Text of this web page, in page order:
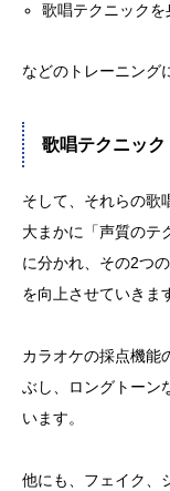
歌唱テクニックを
などのトレーニング
歌唱テクニッ
そして、それらの歌
大まかに「声質のテ
に分かれ、その2つ
を向上させていきま
カラオケの採点機能
ぶし、ロングトーン
います。
他にも、フェイク、